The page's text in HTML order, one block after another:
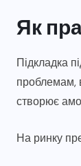
Як
Підкладка
проблемам,
створює
На ринку